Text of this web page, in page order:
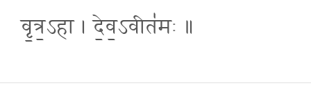
वृ॒त्र॒ऽहा । दे॒व॒ऽवीत॑मः ॥